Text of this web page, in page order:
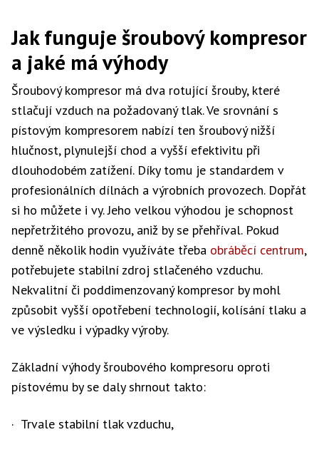
Jak funguje šroubový kompresor
a jaké má výhody
Šroubový kompresor má dva rotující šrouby, které
stlačují vzduch na požadovaný tlak. Ve srovnání s
pístovým kompresorem nabízí ten šroubový nižší
hlučnost, plynulejší chod a vyšší efektivitu při
dlouhodobém zatížení. Díky tomu je standardem v
profesionálních dílnách a výrobních provozech. Dopřát
si ho můžete i vy. Jeho velkou výhodou je schopnost
nepřetržitého provozu, aniž by se přehříval. Pokud
denně několik hodin využíváte třeba obráběcí centrum,
potřebujete stabilní zdroj stlačeného vzduchu.
Nekvalitní či poddimenzovaný kompresor by mohl
způsobit vyšší opotřebení technologií, kolísání tlaku a
ve výsledku i výpadky výroby.
Základní výhody šroubového kompresoru oproti
pístovému by se daly shrnout takto:
· Trvale stabilní tlak vzduchu,